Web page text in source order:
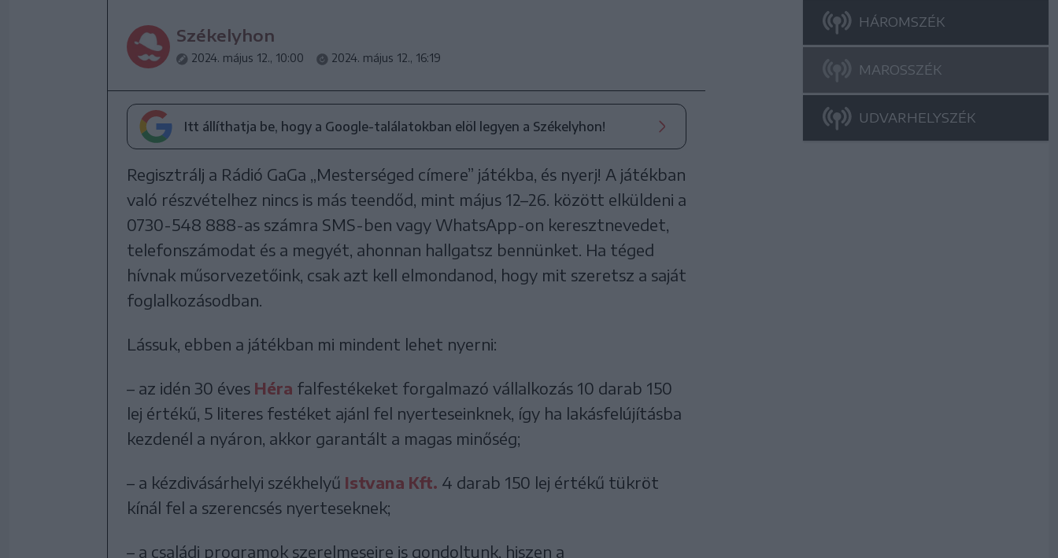
Székelyhon
2024. május 12., 10:00 2024. május 12., 16:19
Itt állíthatja be, hogy a Google-találatokban elöl legyen a Székelyhon!
Regisztrálj a Rádió GaGa „Mesterséged címere” játékba, és nyerj! A játékban
való részvételhez nincs is más teendőd, mint május 12–26. között elküldeni a
0730-548 888-as számra SMS-ben vagy WhatsApp-on keresztnevedet,
telefonszámodat és a megyét, ahonnan hallgatsz bennünket. Ha téged
hívnak műsorvezetőink, csak azt kell elmondanod, hogy mit szeretsz a saját
foglalkozásodban.
Lássuk, ebben a játékban mi mindent lehet nyerni:
– az idén 30 éves Héra falfestékeket forgalmazó vállalkozás 10 darab 150
lej értékű, 5 literes festéket ajánl fel nyerteseinknek, így ha lakásfelújításba
kezdenél a nyáron, akkor garantált a magas minőség;
– a kézdivásárhelyi székhelyű Istvana Kft. 4 darab 150 lej értékű tükröt
kínál fel a szerencsés nyerteseknek;
– a családi programok szerelmeseire is gondoltunk, hiszen a
HÁROMSZÉK
MAROSSZÉK
UDVARHELYSZÉK